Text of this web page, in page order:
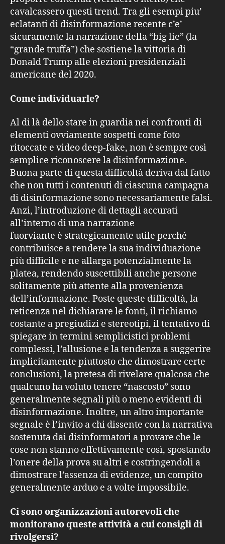
cavalcassero questi trend. Tra gli esempi piu’
eclatanti di disinformazione recente c’e’
sicuramente la narrazione della “big lie” (la
“grande truffa”) che sostiene la vittoria di
Donald Trump alle elezioni presidenziali
americane del 2020.
Come individuarle?
Al di là dello stare in guardia nei confronti di
elementi ovviamente sospetti come foto
ritoccate e video deep-fake, non è sempre così
semplice riconoscere la disinformazione.
Buona parte di questa difficoltà deriva dal fatto
che non tutti i contenuti di ciascuna campagna
di disinformazione sono necessariamente falsi.
Anzi, l’introduzione di dettagli accurati
all’interno di una narrazione
fuorviante è strategicamente utile perché
contribuisce a rendere la sua individuazione
più difficile e ne allarga potenzialmente la
platea, rendendo suscettibili anche persone
solitamente più attente alla provenienza
dell’informazione. Poste queste difficoltà, la
reticenza nel dichiarare le fonti, il richiamo
costante a pregiudizi e stereotipi, il tentativo di
spiegare in termini semplicistici problemi
complessi, l’allusione e la tendenza a suggerire
implicitamente piuttosto che dimostrare certe
conclusioni, la pretesa di rivelare qualcosa che
qualcuno ha voluto tenere “nascosto” sono
generalmente segnali più o meno evidenti di
disinformazione. Inoltre, un altro importante
segnale è l’invito a chi dissente con la narrativa
sostenuta dai disinformatori a provare che le
cose non stanno effettivamente così, spostando
l’onere della prova su altri e costringendoli a
dimostrare l’assenza di evidenze, un compito
generalmente arduo e a volte impossibile.
Ci sono organizzazioni autorevoli che
monitorano queste attività a cui consigli di
rivolgersi?